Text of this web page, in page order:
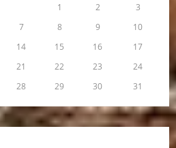
1
2
3
7 8 9
10
14 15 16
17
21 22 23
24
28 29 30 31